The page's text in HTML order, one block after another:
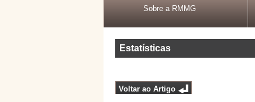
Sobre a RMMG
Estatísticas
Voltar ao Artigo